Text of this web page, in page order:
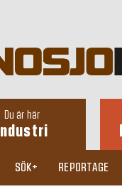
Du är här
Industri
SÖK+ REPORTAGE